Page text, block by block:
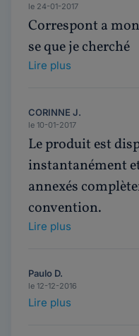
le 24-01-2017
Correspont a
se que je cherché
Lire plus
CORINNE J.
le 10-01-2017
Le produit est
instantanément
annexés
convention.
Lire plus
Paulo D.
le 12-12-2016
Lire plus